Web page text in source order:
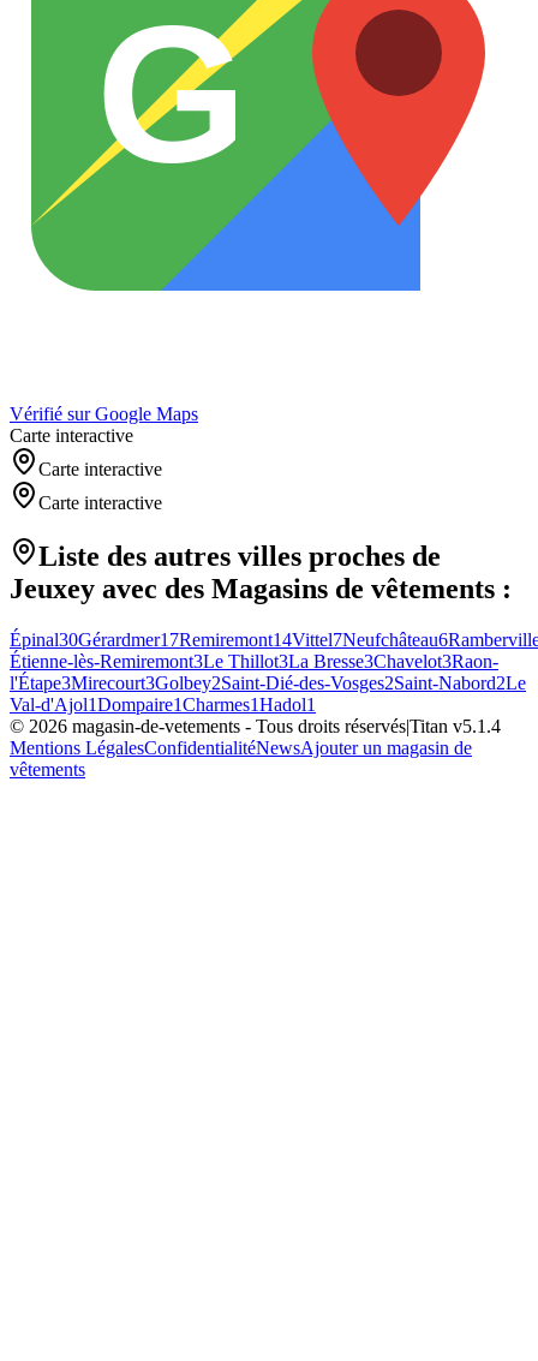
G
Vérifié sur Google Maps
Carte interactive
Carte interactive
Carte interactive
Liste des autres villes proches de
Jeuxey avec des Magasins de vêtements :
Épinal30Gérardmer17Remiremont14Vittel7Neufchâteau6
Étienne-lès-Remiremont3Le Thillot3La Bresse3Chavelot3Raon-
l'Étape3Mirecourt3Golbey2Saint-Dié-des-Vosges2Saint-Nabord2Le
Val-d'Ajol1Dompaire1Charmes1Hadol1
© 2026 magasin-de-vetements - Tous droits réservés|Titan v5.1.4
Mentions LégalesConfidentialitéNewsAjouter un magasin de
vêtements